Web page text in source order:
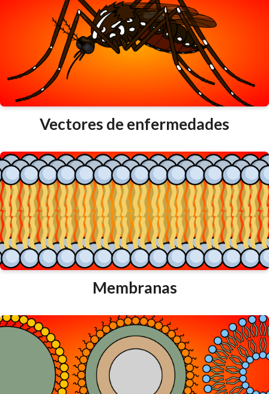
Vectores de enfermedades
Membranas